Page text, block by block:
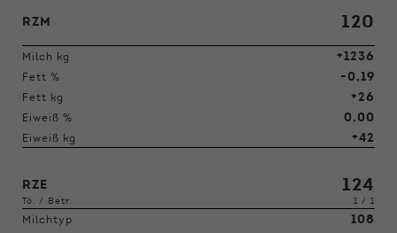
RZM 120
Milch kg +1236
Fett % -0,19
Fett kg +26
Eiweiß % 0,00
Eiweiß kg +42
RZE 124
Tö. / Betr. 1 / 1
Milchtyp 108